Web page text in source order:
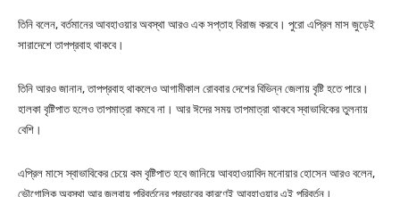
তিনি বলেন, বর্তমানের আবহাওয়ার অবস্থা আরও এক সপ্তাহ বিরাজ করবে। পুরো এপ্রিল মাস জুড়েই
সারাদেশে তাপপ্রবাহ থাকবে।
তিনি আরও জানান, তাপপ্রবাহ থাকলেও আগামীকাল রোববার দেশের বিভিন্ন জেলায় বৃষ্টি হতে পারে।
হালকা বৃষ্টিপাত হলেও তাপমাত্রা কমবে না। আর ঈদের সময় তাপমাত্রা থাকবে স্বাভাবিকের তুলনায়
বেশি।
এপ্রিল মাসে স্বাভাবিকের চেয়ে কম বৃষ্টিপাত হবে জানিয়ে আবহাওয়াবিদ মনোয়ার হোসেন আরও বলেন,
ভৌগোলিক অবস্থা আর জলবায়ু পরিবর্তনের প্রভাবের কারণেই আবহাওয়ার এই পরিবর্তন।